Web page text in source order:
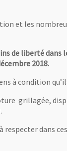
et les
de liberté
2018.
à condition
grillagée,
dans